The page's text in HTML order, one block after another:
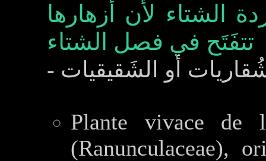
الشتاء لأن أزهارها
تتفَتَح في فصل الشتاء
أو الشَقيقيات
Plante vivace de
(Ranunculaceae),